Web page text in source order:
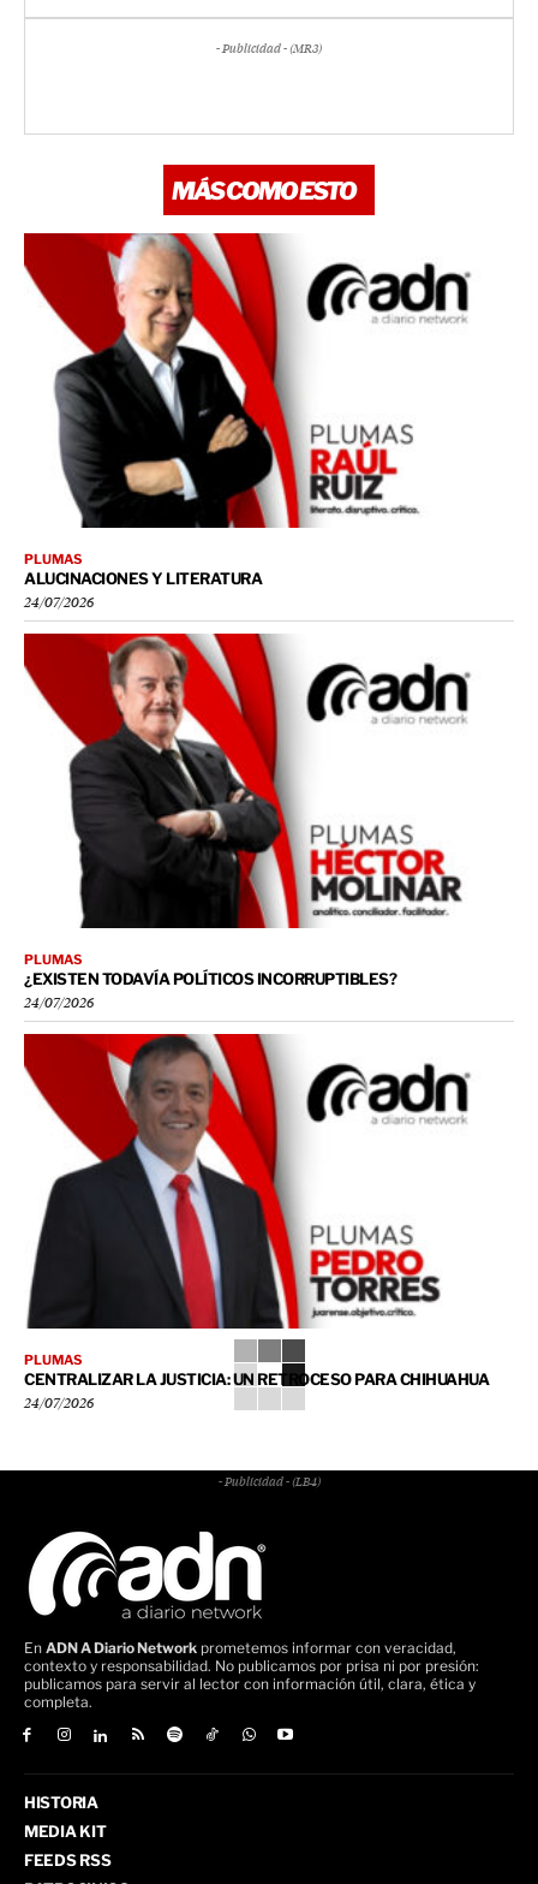
- Publicidad - (MR3)
MÁS COMO ESTO
PLUMAS
ALUCINACIONES Y LITERATURA
24/07/2026
PLUMAS
¿EXISTEN TODAVÍA POLÍTICOS INCORRUPTIBLES?
24/07/2026
PLUMAS
CENTRALIZAR LA JUSTICIA: UN RETROCESO PARA CHIHUAHUA
24/07/2026
- Publicidad - (LB4)
En ADN A Diario Network prometemos informar con veracidad,
contexto y responsabilidad. No publicamos por prisa ni por presión:
publicamos para servir al lector con información útil, clara, ética y
completa.
HISTORIA
MEDIA KIT
FEEDS RSS